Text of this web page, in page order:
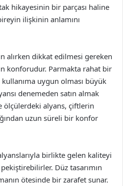
hikayesinin bir parçası haline
ilişkinin anlamını
alırken dikkat edilmesi gereken
konforudur. Parmakta rahat bir
uygun olması büyük
denemeden satın almak
alyans, çiftlerin
uzun süreli bir konfor
birlikte gelen kaliteyi
Düz tasarımın
ötesinde bir zarafet sunar.